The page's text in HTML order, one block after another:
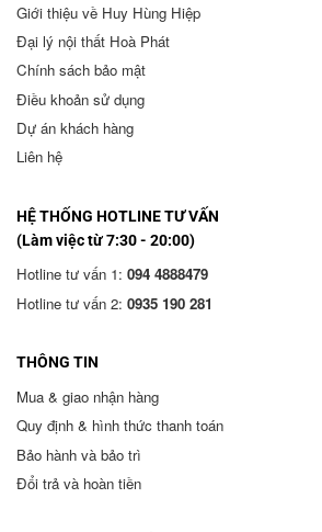
Giới thiệu về Huy Hùng Hiệp
Đại lý nội thất Hoà Phát
Chính sách bảo mật
Điều khoản sử dụng
Dự án khách hàng
Liên hệ
HỆ THỐNG HOTLINE TƯ VẤN
(Làm việc từ 7:30 - 20:00)
Hotline tư vấn 1: 094 4888479
Hotline tư vấn 2: 0935 190 281
THÔNG TIN
Mua & giao nhận hàng
Quy định & hình thức thanh toán
Bảo hành và bảo trì
Đổi trả và hoàn tiền